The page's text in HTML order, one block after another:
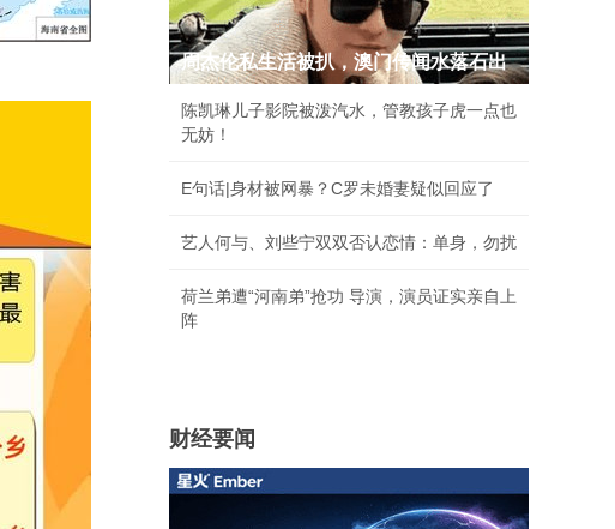
周杰伦私生活被扒，澳门传闻水落石出
陈凯琳儿子影院被泼汽水，管教孩子虎一点也
无妨！
E句话|身材被网暴？C罗未婚妻疑似回应了
艺人何与、刘些宁双双否认恋情：单身，勿扰
荷兰弟遭“河南弟”抢功 导演，演员证实亲自上
阵
财经要闻